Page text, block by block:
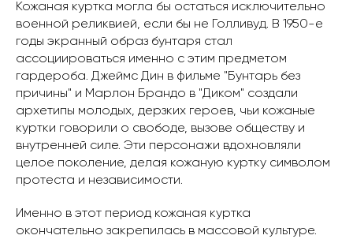
Кожаная куртка могла бы остаться исключительно
военной реликвией, если бы не Голливуд. В 1950-е
годы экранный образ бунтаря стал
ассоциироваться именно с этим предметом
гардероба. Джеймс Дин в фильме "Бунтарь без
причины" и Марлон Брандо в "Диком" создали
архетипы молодых, дерзких героев, чьи кожаные
куртки говорили о свободе, вызове обществу и
внутренней силе. Эти персонажи вдохновляли
целое поколение, делая кожаную куртку символом
протеста и независимости.
Именно в этот период кожаная куртка
окончательно закрепилась в массовой культуре.